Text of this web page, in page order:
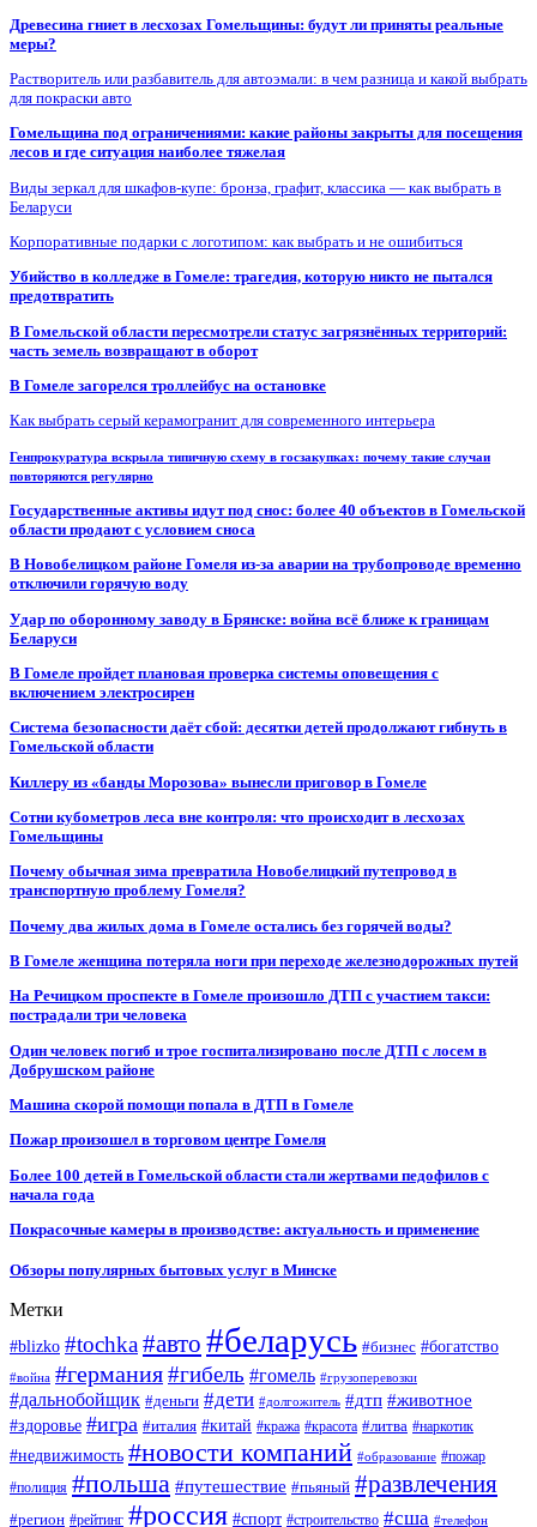
Древесина гниет в лесхозах Гомельщины: будут ли приняты реальные
меры?
Растворитель или разбавитель для автоэмали: в чем разница и какой выбрать
для покраски авто
Гомельщина под ограничениями: какие районы закрыты для посещения
лесов и где ситуация наиболее тяжелая
Виды зеркал для шкафов-купе: бронза, графит, классика — как выбрать в
Беларуси
Корпоративные подарки с логотипом: как выбрать и не ошибиться
Убийство в колледже в Гомеле: трагедия, которую никто не пытался
предотвратить
В Гомельской области пересмотрели статус загрязнённых территорий:
часть земель возвращают в оборот
В Гомеле загорелся троллейбус на остановке
Как выбрать серый керамогранит для современного интерьера
Генпрокуратура вскрыла типичную схему в госзакупках: почему такие случаи
повторяются регулярно
Государственные активы идут под снос: более 40 объектов в Гомельской
области продают с условием сноса
В Новобелицком районе Гомеля из-за аварии на трубопроводе временно
отключили горячую воду
Удар по оборонному заводу в Брянске: война всё ближе к границам
Беларуси
В Гомеле пройдет плановая проверка системы оповещения с
включением электросирен
Система безопасности даёт сбой: десятки детей продолжают гибнуть в
Гомельской области
Киллеру из «банды Морозова» вынесли приговор в Гомеле
Сотни кубометров леса вне контроля: что происходит в лесхозах
Гомельщины
Почему обычная зима превратила Новобелицкий путепровод в
транспортную проблему Гомеля?
Почему два жилых дома в Гомеле остались без горячей воды?
В Гомеле женщина потеряла ноги при переходе железнодорожных путей
На Речицком проспекте в Гомеле произошло ДТП с участием такси:
пострадали три человека
Один человек погиб и трое госпитализировано после ДТП с лосем в
Добрушском районе
Машина скорой помощи попала в ДТП в Гомеле
Пожар произошел в торговом центре Гомеля
Более 100 детей в Гомельской области стали жертвами педофилов с
начала года
Покрасочные камеры в производстве: актуальность и применение
Обзоры популярных бытовых услуг в Минске
Метки
#blizko #tochka#авто #беларусь #бизнес #богатство
#война #германия#гибель #гомель #грузоперевозки
#дальнобойщик #деньги #дети #долгожитель #дтп #животное
#здоровье #игра #италия #китай #кража #красота #литва #наркотик
#недвижимость #новости компаний #образование #пожар
#полиция #польша #путешествие #пьяный #развлечения
#регион #рейтинг #россия #спорт #строительство #сша #телефон